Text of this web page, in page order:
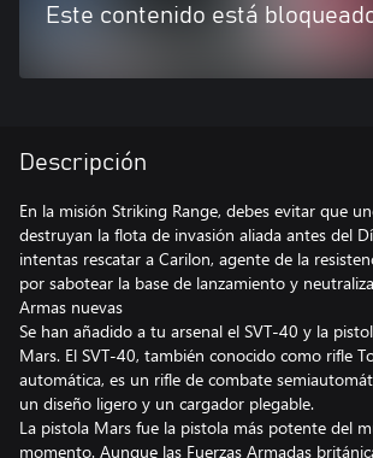
Este contenido está
Descripción
En la misión Striking Range, debes evitar que
destruyan la flota de invasión aliada antes del
intentas rescatar a Carilon, agente de la
por sabotear la base de lanzamiento y
Armas nuevas
Se han añadido a tu arsenal el SVT-40 y la
Mars. El SVT-40, también conocido como rifle
automática, es un rifle de combate
un diseño ligero y un cargador plegable.
La pistola Mars fue la pistola más potente del
momento. Aunque las Fuerzas Armadas